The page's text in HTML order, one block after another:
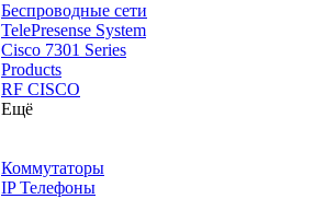
Беспроводные сети
TelePresense System
Cisco 7301 Series
Products
RF CISCO
Ещё
Коммутаторы
IP Телефоны